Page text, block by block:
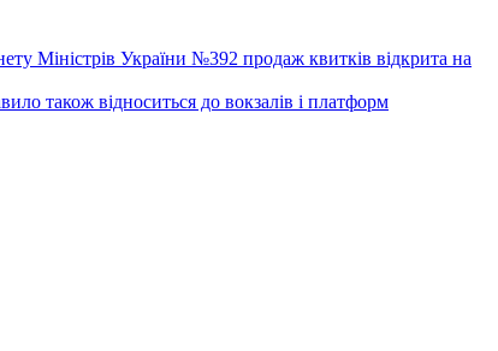
Міністрів України №392 продаж квитків відкрита на
також відноситься до вокзалів і платформ